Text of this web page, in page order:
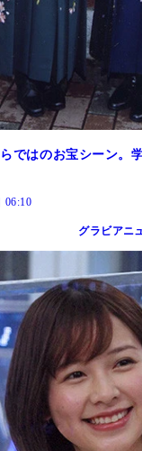
ではのお宝シーン。
06:10
グラビアニ